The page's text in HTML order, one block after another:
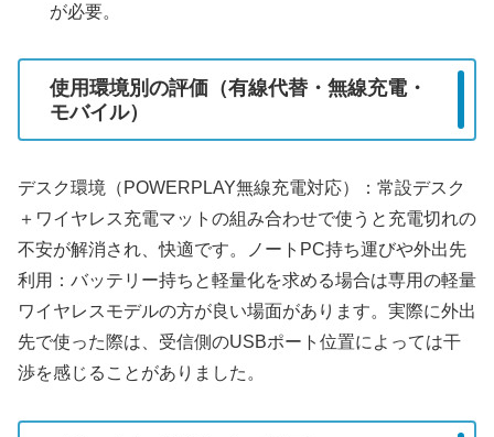
が必要。
使用環境別の評価（有線代替・無線充電・
モバイル）
デスク環境（POWERPLAY無線充電対応）：常設デスク
＋ワイヤレス充電マットの組み合わせで使うと充電切れの
不安が解消され、快適です。ノートPC持ち運びや外出先
利用：バッテリー持ちと軽量化を求める場合は専用の軽量
ワイヤレスモデルの方が良い場面があります。実際に外出
先で使った際は、受信側のUSBポート位置によっては干
渉を感じることがありました。